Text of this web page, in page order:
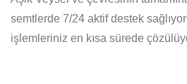
semtlerde 7/24 aktif destek
işlemleriniz en kısa sürede